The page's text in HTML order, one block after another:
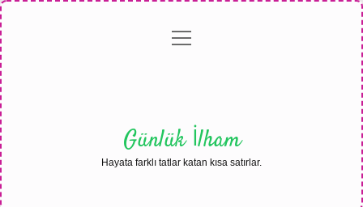
Gizlilikmenüyü
Günlük İlham
Hayata farklı tatlar katan kısa satırlar.